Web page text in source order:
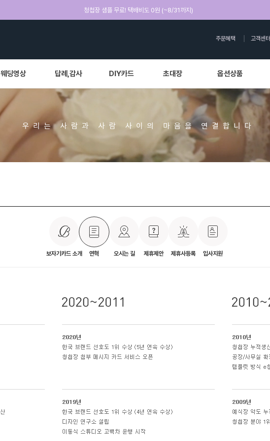
청첩장 샘플 무료! 택배비도 0원 (~8/31까지)
주문혜택 고객센터
웨딩영상 답례,감사 DIY카드 초대장 옵션상품
우리는 사람과 사람 사이의 마음을 연결합니다
보자기카드 소개 연혁 오시는 길 제휴제안 제휴사등록 입사지원